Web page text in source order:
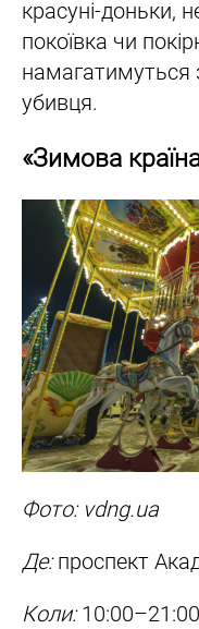
красуні-доньки,
покоївка чи
намагатимуться
убивця.
«Зимова
Фото: vdng.ua
Де:проспект
Коли: